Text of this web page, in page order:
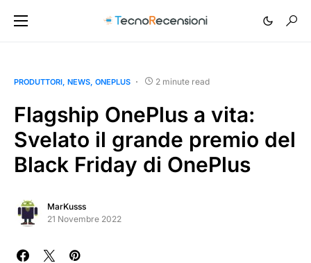
PRODUTTORI NEWS ONEPLUS 2 minute read
Flagship OnePlus a vita:
Svelato il grande premio del
Black Friday di OnePlus
MarKusss
21 Novembre 2022